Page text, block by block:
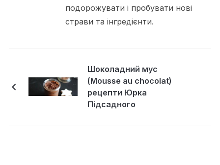
подорожувати і пробувати нові
страви та інгредієнти.
Шоколадний мус
(Mousse au chocolat)
рецепти Юрка
Підсадного